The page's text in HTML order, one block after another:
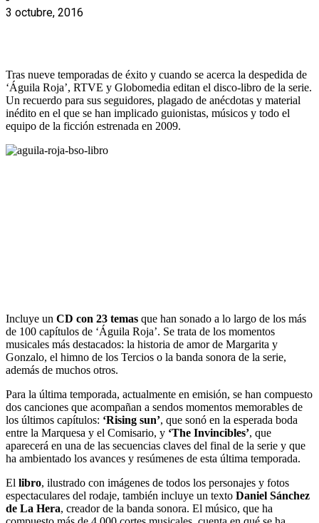
3 octubre, 2016
Tras nueve temporadas de éxito y cuando se acerca la despedida de
‘Águila Roja’, RTVE y Globomedia editan el disco-libro de la serie.
Un recuerdo para sus seguidores, plagado de anécdotas y material
inédito en el que se han implicado guionistas, músicos y todo el
equipo de la ficción estrenada en 2009.
Incluye un CD con 23 temas que han sonado a lo largo de los más
de 100 capítulos de ‘Águila Roja’. Se trata de los momentos
musicales más destacados: la historia de amor de Margarita y
Gonzalo, el himno de los Tercios o la banda sonora de la serie,
además de muchos otros.
Para la última temporada, actualmente en emisión, se han compuesto
dos canciones que acompañan a sendos momentos memorables de
los últimos capítulos: ‘Rising sun’, que sonó en la esperada boda
entre la Marquesa y el Comisario, y ‘The Invincibles’, que
aparecerá en una de las secuencias claves del final de la serie y que
ha ambientado los avances y resúmenes de esta última temporada.
El libro, ilustrado con imágenes de todos los personajes y fotos
espectaculares del rodaje, también incluye un texto Daniel Sánchez
de La Hera, creador de la banda sonora. El músico, que ha